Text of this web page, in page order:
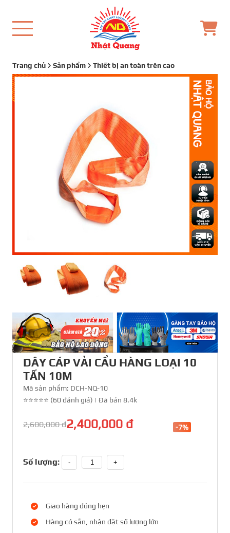
Trang chủ Sản phẩm Thiết bị an toàn trên cao
DÂY CÁP VẢI CẨU HÀNG LOẠI 10
TẤN 10M
Mã sản phẩm: DCH-NQ-10
⭐⭐⭐⭐⭐ (60 đánh giá) | Đã bán 8.4k
2,600,000 đ2,400,000 đ -7%
Số lượng: - +
Giao hàng đúng hẹn
Hàng có sẵn, nhận đặt số lượng lớn